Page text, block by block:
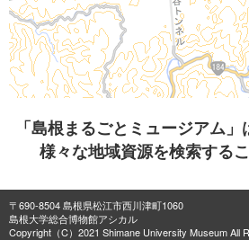
「島根まるごとミュージアム
様々な地域資源を検索する
〒690-8504 島根県松江市西川津町1060
島根大学総合博物館アシカル
Copyright（C）2021 Shimane University Museum All